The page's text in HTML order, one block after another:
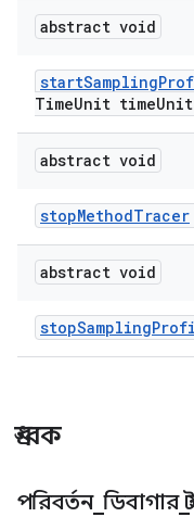
abstract void
startSampling
TimeUnit time
abstract void
stopMethodTracer
abstract void
stopSampling
ধ্রুবক
পরিবর্তন_ডিবাগার_